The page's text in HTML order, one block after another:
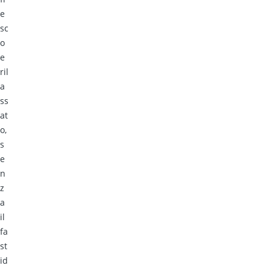
e
sc
o
e
ril
a
ss
at
o,
s
e
n
z
a
il
fa
st
id